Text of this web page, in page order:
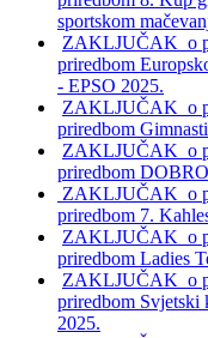
sportskom
ZAKLJUČAK o
priredbom
- EPSO 2025.
ZAKLJUČAK o
priredbom
ZAKLJUČAK o
priredbom
ZAKLJUČAK o
priredbom 7.
ZAKLJUČAK o
priredbom Ladies
ZAKLJUČAK o
priredbom Svjetski
2025.